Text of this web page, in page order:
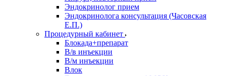
Эндокринолог прием
Эндокринолога консультация (Часовская
Е.П.)
Процедурный кабинет
Блокада+препарат
В/в инъекции
В/м инъекции
Влок